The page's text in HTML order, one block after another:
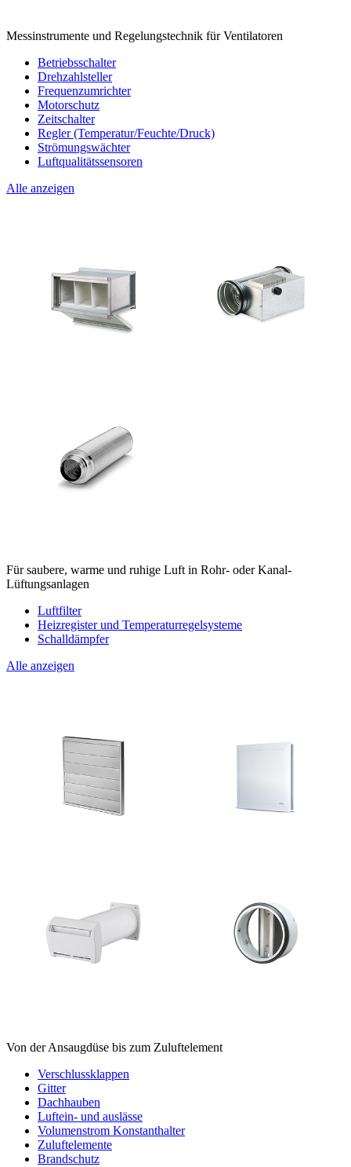
Messinstrumente und Regelungstechnik für Ventilatoren
Betriebsschalter
Drehzahlsteller
Frequenzumrichter
Motorschutz
Zeitschalter
Regler (Temperatur/Feuchte/Druck)
Strömungswächter
Luftqualitätssensoren
Alle anzeigen
Für saubere, warme und ruhige Luft in Rohr- oder Kanal-
Lüftungsanlagen
Luftfilter
Heizregister und Temperaturregelsysteme
Schalldämpfer
Alle anzeigen
Von der Ansaugdüse bis zum Zuluftelement
Verschlussklappen
Gitter
Dachhauben
Luftein- und auslässe
Volumenstrom Konstanthalter
Zuluftelemente
Brandschutz